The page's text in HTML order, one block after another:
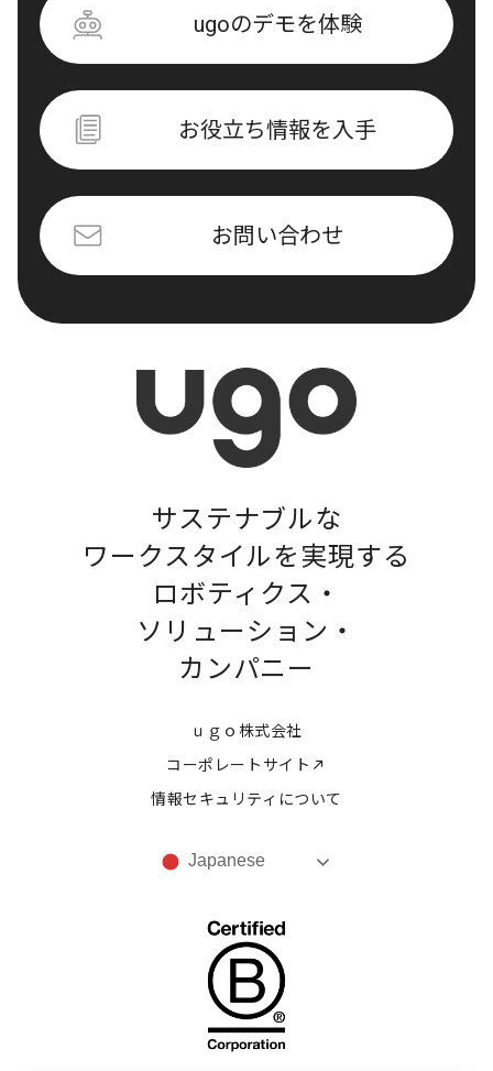
ugoのデモを体験
お役立ち情報を入手
お問い合わせ
サステナブルな
ワークスタイルを実現する
ロボティクス・
ソリューション・
カンパニー
ｕｇｏ株式会社
コーポレートサイト
情報セキュリティについて
Japanese